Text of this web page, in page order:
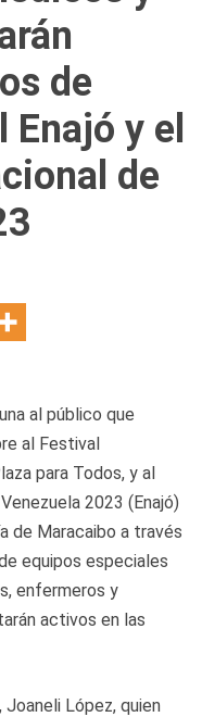
de
y el
de
al público que
al Festival
para Todos, y al
2023 (Enajó)
de Maracaibo a través
equipos especiales
enfermeros y
activos en las
López, quien